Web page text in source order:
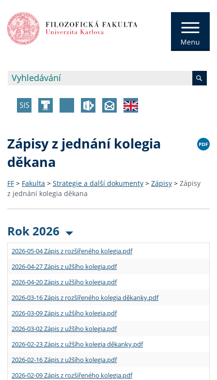
Zápisy z jednání kolegia
děkana
FF > Fakulta > Strategie a další dokumenty > Zápisy > Zápisy
z jednání kolegia děkana
Rok 2026
2026-05-04 Zápis z rozšířeného kolegia.pdf
2026-04-27 Zápis z užšího kolegia.pdf
2026-04-20 Zápis z užšího kolegia.pdf
2026-03-16 Zápis z rozšířeného kolegia děkanky.pdf
2026-03-09 Zápis z užšího kolegia.pdf
2026-03-02 Zápis z užšího kolegia.pdf
2026-02-23 Zápis z užšího kolegia děkanky.pdf
2026-02-16 Zápis z užšího kolegia.pdf
2026-02-09 Zápis z rozšířeného kolegia.pdf